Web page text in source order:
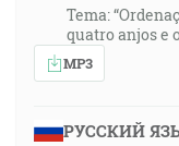
Tema:
quatro anjos e
MP3
РУССКИЙ